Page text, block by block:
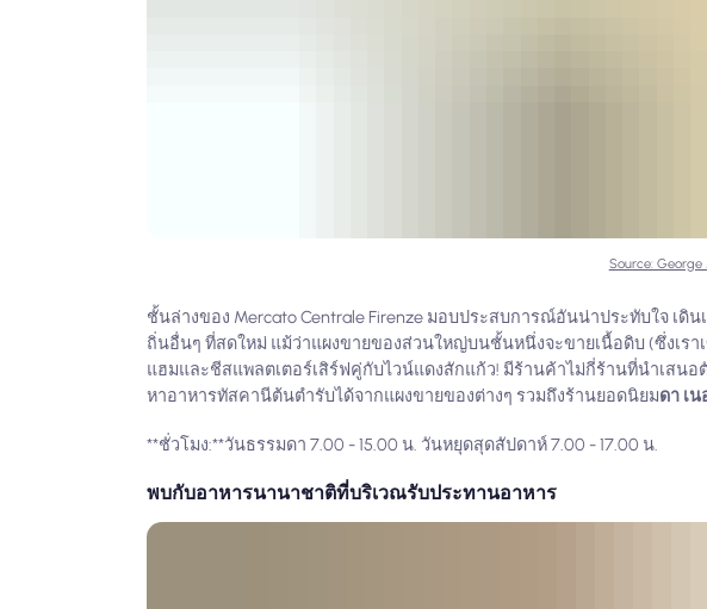
Source: George
ชั้นล่างของ Mercato Centrale Firenze มอบประสบการณ์อันน่าประทับใจ เ
ถิ่นอื่นๆ ที่สดใหม่ แม้ว่าแผงขายของส่วนใหญ่บนชั้นหนึ่งจะขายเนื้อดิบ (ซึ่งเร
แฮมและชีสแพลตเตอร์เสิร์ฟคู่กับไวน์แดงสักแก้ว! มีร้านค้าไม่กี่ร้านที่นำเสน
หาอาหารทัสคานีต้นตำรับได้จากแผงขายของต่างๆ รวมถึงร้านยอดนิยมดา เ
**ชั่วโมง:**วันธรรมดา 7.00 - 15.00 น. วันหยุดสุดสัปดาห์ 7.00 - 17.00 น.
พบกับอาหารนานาชาติที่บริเวณรับประทานอาหาร